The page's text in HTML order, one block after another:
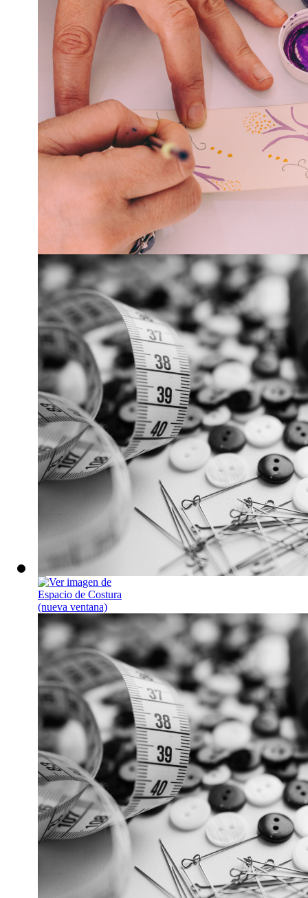
Cuando las
Lunes, 21 de
Un espacio
herramienta para
!INSCRÍBETE!
Espacio de
Por fin, aprende
a otras personas.
Miércoles, 23 de
Transforma la
manos. Un taller
una nueva vida a
!INSCRÍBETE!